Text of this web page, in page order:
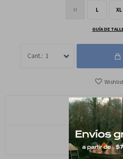
M L XL
GUÍA DE
1
Métodos y
Cambios y